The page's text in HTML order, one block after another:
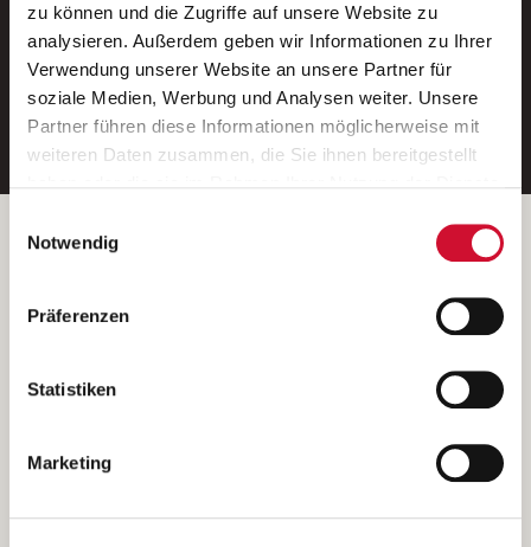
zu können und die Zugriffe auf unsere Website zu
analysieren. Außerdem geben wir Informationen zu Ihrer
Verwendung unserer Website an unsere Partner für
soziale Medien, Werbung und Analysen weiter. Unsere
Partner führen diese Informationen möglicherweise mit
weiteren Daten zusammen, die Sie ihnen bereitgestellt
Wenn Sie auf „Cookies zulassen“ klicken, so stimmen
Sie der Speicherung sämtlicher Cookies zu. Sie können
Ihre Einwilligung selbstverständlich jederzeit widerrufen,
indem Sie die Cookie-Einstellungen aufrufen und diese
unsererDatenschutzerklärung
Notwendig
Präferenzen
Statistiken
Marketing
Ein kostenloser Service von AWO
Jobs.
E-Mail-Adresse eintragen
Betreiber der Webseite
Kantstraße 45a
(Ein Tochterunternehmen des AWO Bezirksverbandes Unterfranken
e.V.)